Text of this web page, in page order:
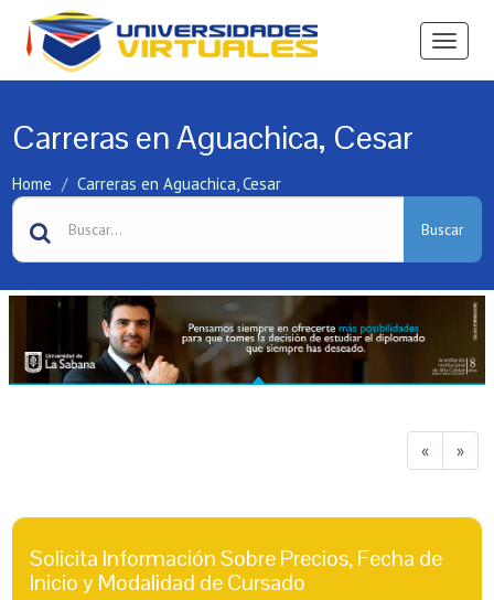
Ver
Carreras en Aguachica, Cesar
Home Carreras en Aguachica, Cesar
Buscar
« »
Solicita Información Sobre Precios, Fecha de
Inicio y Modalidad de Cursado